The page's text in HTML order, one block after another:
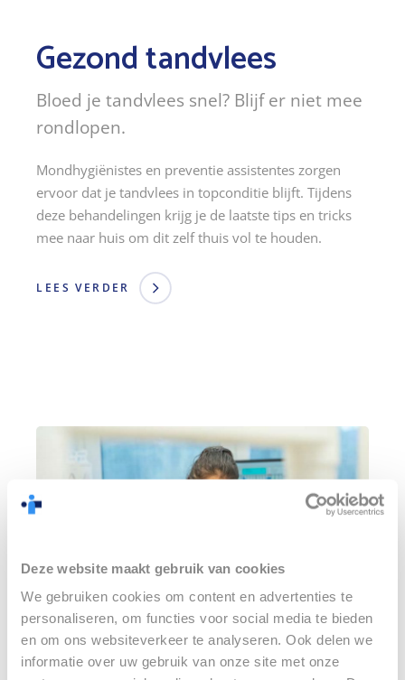
Deze website maakt gebruik van cookies
We gebruiken cookies om content en advertenties te
personaliseren, om functies voor social media te bieden
en om ons websiteverkeer te analyseren. Ook delen we
informatie over uw gebruik van onze site met onze
Gezond tandvlees
Bloed je tandvlees snel? Blijf er niet mee
rondlopen.
Mondhygiënistes en preventie assistentes zorgen
ervoor dat je tandvlees in topconditie blijft. Tijdens
deze behandelingen krijg je de laatste tips en tricks
mee naar huis om dit zelf thuis vol te houden.
LEES VERDER